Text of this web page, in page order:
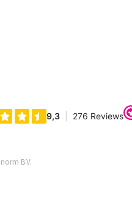
B.V.